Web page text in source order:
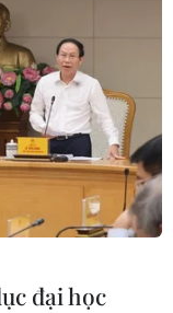
đại học